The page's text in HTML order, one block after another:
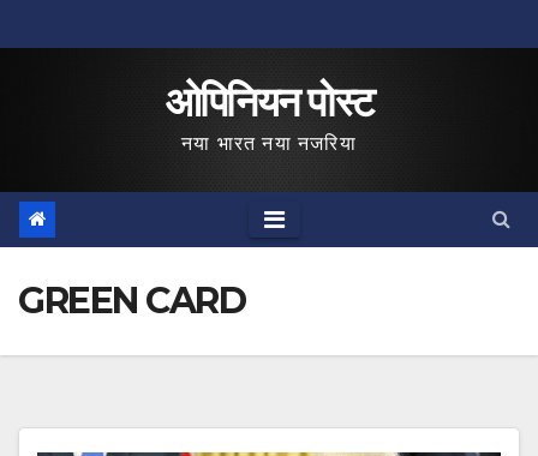
to
ओपिनियन पोस्ट
नया भारत नया नजरिया
GREEN CARD